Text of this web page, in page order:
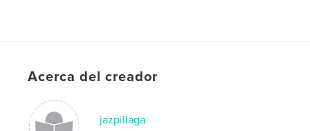
Acerca del creador
jazpillaga